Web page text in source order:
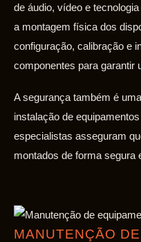
de áudio, vídeo e
a montagem física dos
configuração, calibração e
componentes para garantir
A segurança também é
instalação de
especialistas asseguram
montados de forma segura
MANUTENÇÃO